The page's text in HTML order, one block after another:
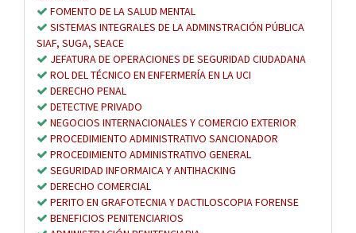
FOMENTO DE LA SALUD MENTAL
SISTEMAS INTEGRALES DE LA ADMINSTRACIÓN PÚBLICA
SIAF, SUGA, SEACE
JEFATURA DE OPERACIONES DE SEGURIDAD CIUDADANA
ROL DEL TÉCNICO EN ENFERMERÍA EN LA UCI
DERECHO PENAL
DETECTIVE PRIVADO
NEGOCIOS INTERNACIONALES Y COMERCIO EXTERIOR
PROCEDIMIENTO ADMINISTRATIVO SANCIONADOR
PROCEDIMIENTO ADMINISTRATIVO GENERAL
SEGURIDAD INFORMAICA Y ANTIHACKING
DERECHO COMERCIAL
PERITO EN GRAFOTECNIA Y DACTILOSCOPIA FORENSE
BENEFICIOS PENITENCIARIOS